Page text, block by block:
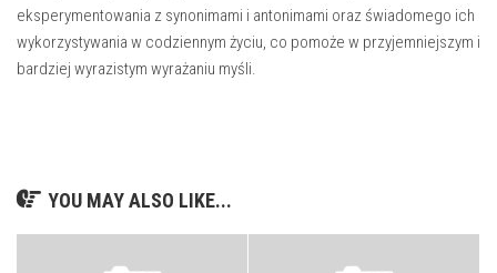
eksperymentowania z synonimami i antonimami oraz świadomego ich
wykorzystywania w codziennym życiu, co pomoże w przyjemniejszym i
bardziej wyrazistym wyrażaniu myśli.
YOU MAY ALSO LIKE...